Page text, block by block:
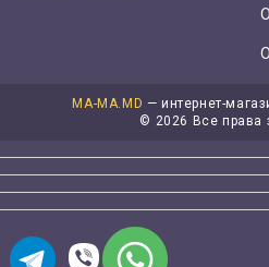
MA-MA.MD — интернет-
© 2026 Все